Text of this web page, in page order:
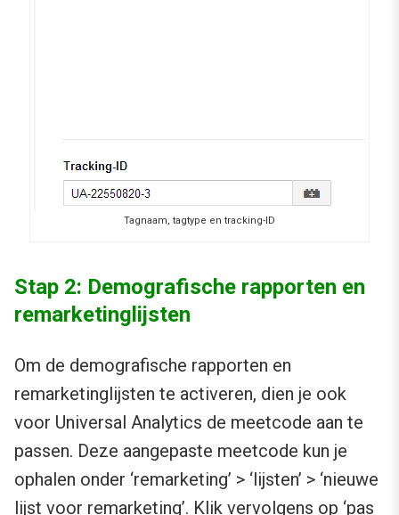
Tagnaam, tagtype en tracking-ID
Stap 2: Demografische rapporten en
remarketinglijsten
Om de demografische rapporten en
remarketinglijsten te activeren, dien je ook
voor Universal Analytics de meetcode aan te
passen. Deze aangepaste meetcode kun je
ophalen onder ‘remarketing’ > ‘lijsten’ > ‘nieuwe
lijst voor remarketing’. Klik vervolgens op ‘pas